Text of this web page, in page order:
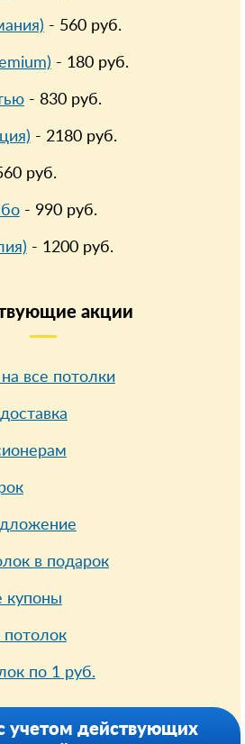
- 560руб.
- 180руб.
- 830руб.
- 2180руб.
руб.
- 990руб.
- 1200руб.
акции
все потолки
в подарок
купоны
потолок
по 1 руб.
учетом действующих